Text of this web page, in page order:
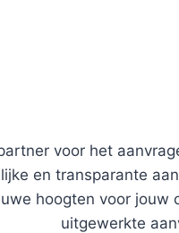
voor het
en transparante
hoogten voor
uitgewerkte